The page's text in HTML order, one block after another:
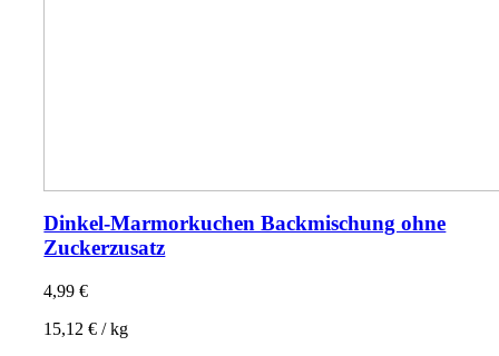
Dinkel-Marmorkuchen Backmischung ohne
Zuckerzusatz
4,99€
15,12€ /kg